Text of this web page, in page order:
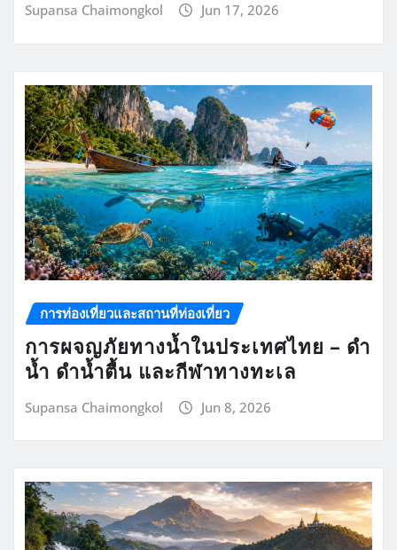
Supansa Chaimongkol Jun 17, 2026
การท่องเที่ยวและสถานที่ท่องเที่ยว
การผจญภัยทางน้ำในประเทศไทย – ดำ
น้ำ ดำน้ำตื้น และกีฬาทางทะเล
Supansa Chaimongkol Jun 8, 2026